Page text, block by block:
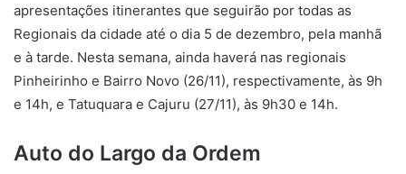
apresentações itinerantes que seguirão por todas as
Regionais da cidade até o dia 5 de dezembro, pela manhã
e à tarde. Nesta semana, ainda haverá nas regionais
Pinheirinho e Bairro Novo (26/11), respectivamente, às 9h
e 14h, e Tatuquara e Cajuru (27/11), às 9h30 e 14h.
Auto do Largo da Ordem